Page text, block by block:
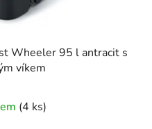
Wheeler 95 l antracit s
víkem
(4 ks)